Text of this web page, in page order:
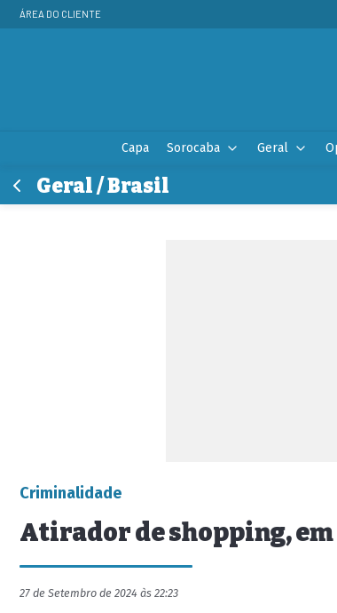
ÁREA DO CLIENTE
Capa Sorocaba Geral
Geral / Brasil
Criminalidade
Atirador de shopping, em
27 de Setembro de 2024 às 22:23